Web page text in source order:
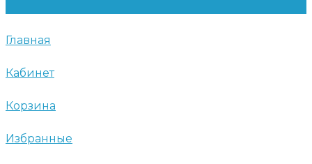
Главная
Кабинет
Корзина
Избранные